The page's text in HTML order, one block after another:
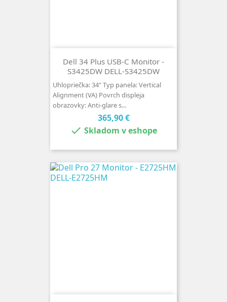
Dell 34 Plus USB-C Monitor -
S3425DW DELL-S3425DW
Uhlopriečka: 34" Typ panela: Vertical
Alignment (VA) Povrch displeja
obrazovky: Anti-glare s...
Cena
365,90 €
 Skladom v eshope